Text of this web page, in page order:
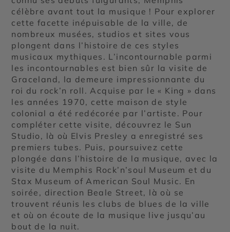
célèbre avant tout la musique ! Pour explorer
cette facette inépuisable de la ville, de
nombreux musées, studios et sites vous
plongent dans l’histoire de ces styles
musicaux mythiques. L’incontournable parmi
les incontournables est bien sûr la visite de
Graceland, la demeure impressionnante du
roi du rock’n roll. Acquise par le « King » dans
les années 1970, cette maison de style
colonial a été redécorée par l’artiste. Pour
compléter cette visite, découvrez le Sun
Studio, là où Elvis Presley a enregistré ses
premiers tubes. Puis, poursuivez cette
plongée dans l’histoire de la musique, avec la
visite du Memphis Rock’n’soul Museum et du
Stax Museum of American Soul Music. En
soirée, direction Beale Street, là où se
trouvent réunis les clubs de blues de la ville
et où on écoute de la musique live jusqu’au
bout de la nuit.